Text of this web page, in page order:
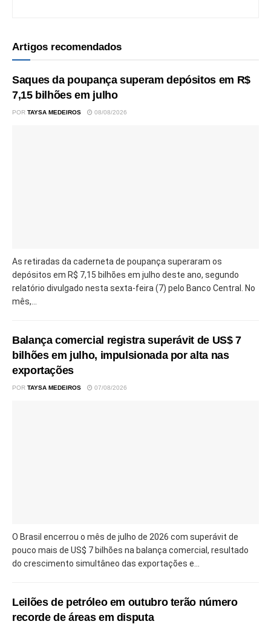
Artigos recomendados
Saques da poupança superam depósitos em R$
7,15 bilhões em julho
POR TAYSA MEDEIROS 08/08/2026
As retiradas da caderneta de poupança superaram os
depósitos em R$ 7,15 bilhões em julho deste ano, segundo
relatório divulgado nesta sexta-feira (7) pelo Banco Central. No
mês,...
Balança comercial registra superávit de US$ 7
bilhões em julho, impulsionada por alta nas
exportações
POR TAYSA MEDEIROS 07/08/2026
O Brasil encerrou o mês de julho de 2026 com superávit de
pouco mais de US$ 7 bilhões na balança comercial, resultado
do crescimento simultâneo das exportações e...
Leilões de petróleo em outubro terão número
recorde de áreas em disputa